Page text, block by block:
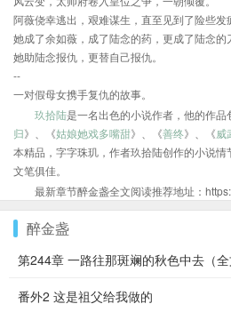
阿薇侥幸逃出，艰难谋生，直至见到了险些发
她成了余如薇，成了陆念的药，更成了陆念的
她助陆念报仇，更替自己报仇。
--
一对假母女携手复仇的故事。
玖拾陆是一名出色的小说作者，他的作品
归》、《姑娘她戏多嘴甜》、《善终》、《威
本精品，字字珠玑，作者玖拾陆创作的小说
文笔俱佳。
最新章节醉金盏全文阅读推荐地址：
醉金盏
第244章 一路往那斑斓的秋色中去（全
番外2 这是祖父给我做的